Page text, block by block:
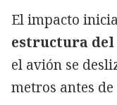
El impacto
estructura
el avión se
metros antes de